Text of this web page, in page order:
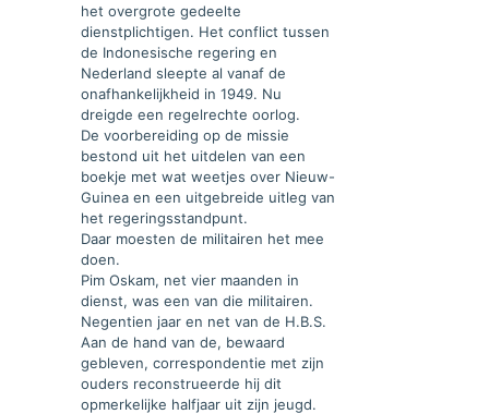
het overgrote gedeelte
dienstplichtigen. Het conflict tussen
de Indonesische regering en
Nederland sleepte al vanaf de
onafhankelijkheid in 1949. Nu
dreigde een regelrechte oorlog.
De voorbereiding op de missie
bestond uit het uitdelen van een
boekje met wat weetjes over Nieuw-
Guinea en een uitgebreide uitleg van
het regeringsstandpunt.
Daar moesten de militairen het mee
doen.
Pim Oskam, net vier maanden in
dienst, was een van die militairen.
Negentien jaar en net van de H.B.S.
Aan de hand van de, bewaard
gebleven, correspondentie met zijn
ouders reconstrueerde hij dit
opmerkelijke halfjaar uit zijn jeugd.